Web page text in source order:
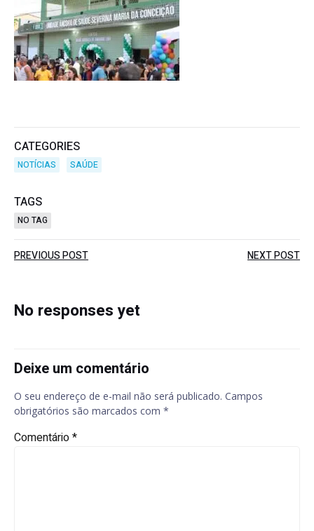
CATEGORIES
NOTÍCIAS SAÚDE
TAGS
NO TAG
Post
navigation
PREVIOUS POST NEXT POST
No responses yet
Deixe um comentário
O seu endereço de e-mail não será publicado. Campos
obrigatórios são marcados com *
Comentário*